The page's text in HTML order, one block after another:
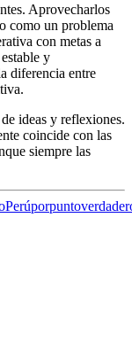
Aprovecharlos
como un problema
con metas a
y
diferencia entre
ideas y reflexiones.
coincide con las
siempre las
porpunto